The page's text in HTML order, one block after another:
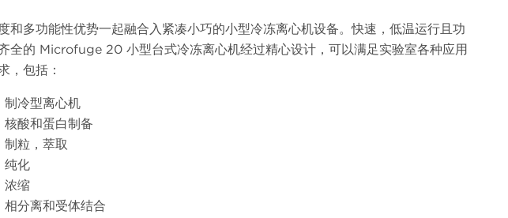
和多功能性优势一起融合入紧凑小巧的小型冷冻离心机设备。快速，低温运行且功
全的 Microfuge 20 小型台式冷冻离心机经过精心设计，可以满足实验室各种应用
，包括：
制冷型离心机
核酸和蛋白制备
制粒，萃取
纯化
浓缩
相分离和受体结合